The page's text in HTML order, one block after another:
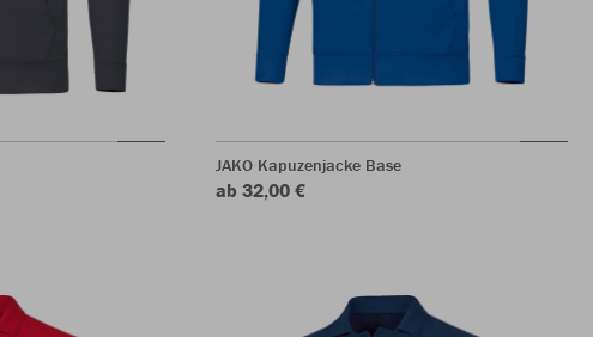
JAKO Kapuzenjacke Base
ab 32,00 €